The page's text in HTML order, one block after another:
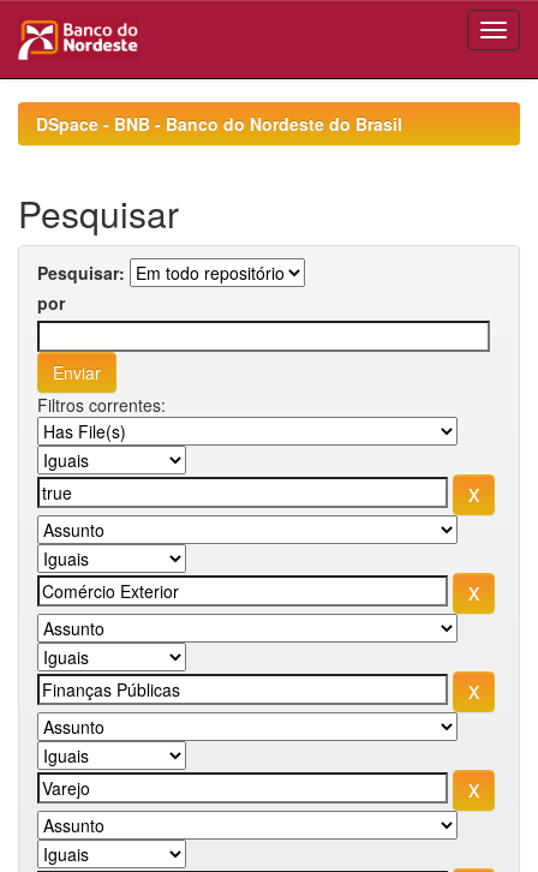
navigationDSpace - BNB - Banco do Nordeste do Brasil
Pesquisar
Pesquisar:
por
Filtros correntes: